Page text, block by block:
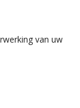
van uw